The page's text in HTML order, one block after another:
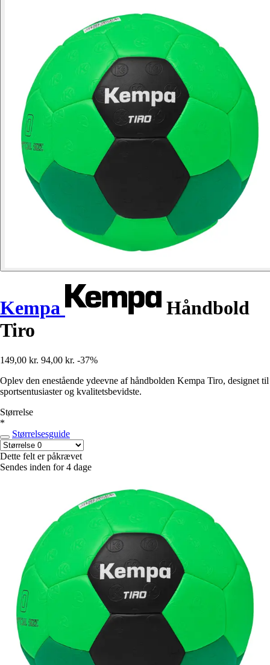
Kempa
Håndbold
Tiro
149,00 kr. 94,00 kr. -37%
Oplev den enestående ydeevne af håndbolden Kempa Tiro, designet til
sportsentusiaster og kvalitetsbevidste.
Størrelse
*
Størrelsesguide
Dette felt er påkrævet
Sendes inden for 4 dage